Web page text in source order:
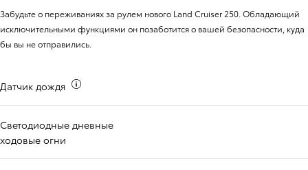
Забудьте о переживаниях за рулем нового Land Cruiser 250. Обладающий
исключительными функциями он позаботится о вашей безопасности, куда
бы вы не отправились.
Датчик дождя
Светодиодные дневные
ходовые огни